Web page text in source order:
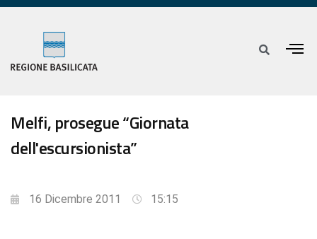
Melfi, prosegue “Giornata
dell'escursionista”
16 Dicembre 2011 15:15